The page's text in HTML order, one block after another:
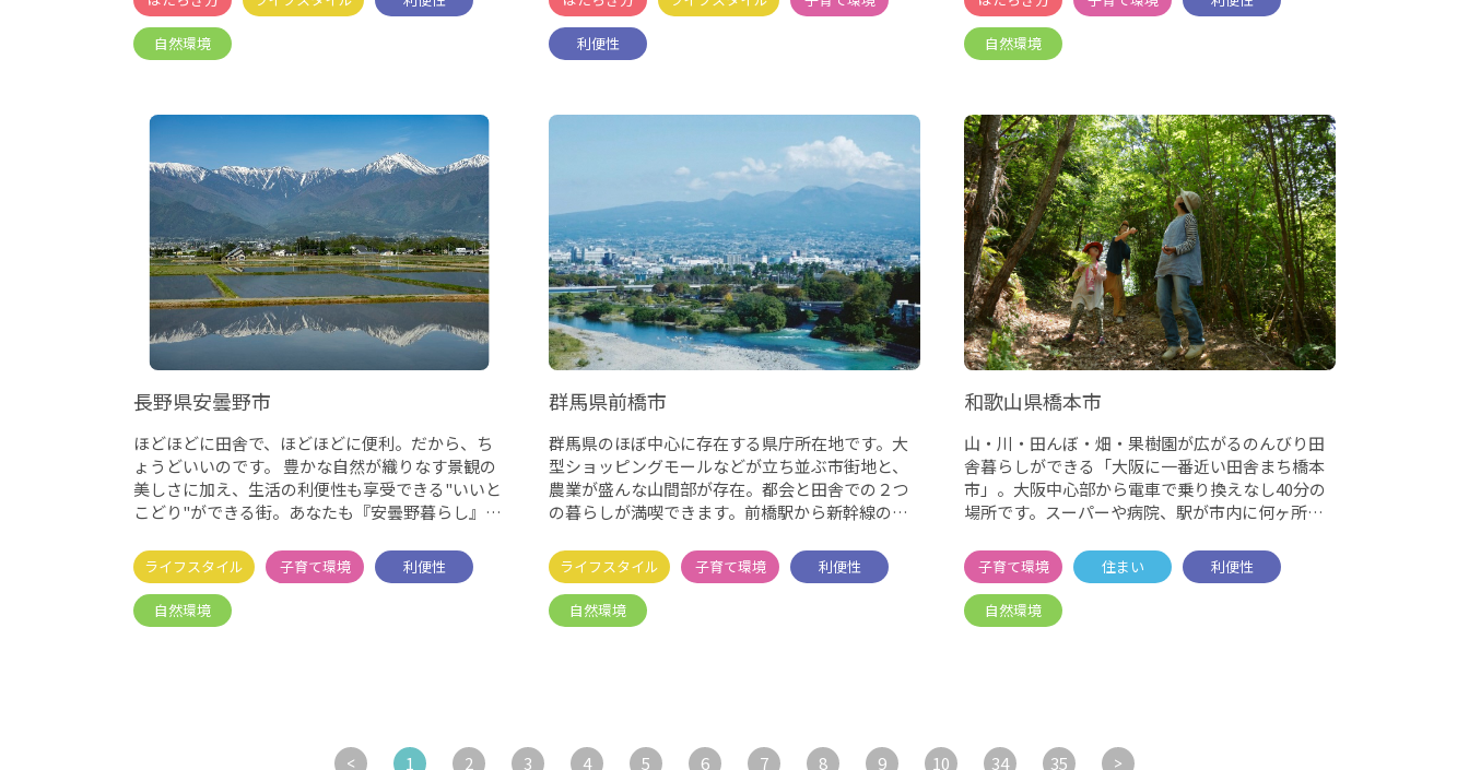
長野県安曇野市
ほどほどに田舎で、ほどほどに便利。だから、ち
ょうどいいのです。 豊かな自然が織りなす景観の
美しさに加え、生活の利便性も享受できる"いいと
こどり"ができる街。あなたも『安曇野暮らし』始
群馬県前橋市
群馬県のほぼ中心に存在する県庁所在地です。大
型ショッピングモールなどが立ち並ぶ市街地と、
農業が盛んな山間部が存在。都会と田舎での２つ
の暮らしが満喫できます。前橋駅から新幹線の通
和歌山県橋本市
山・川・田んぼ・畑・果樹園が広がるのんびり田
舎暮らしができる「大阪に一番近い田舎まち橋本
市」。大阪中心部から電車で乗り換えなし40分の
場所です。スーパーや病院、駅が市内に何ヶ所も
1 2 3 4 5 6 7 8 9 10 34 35